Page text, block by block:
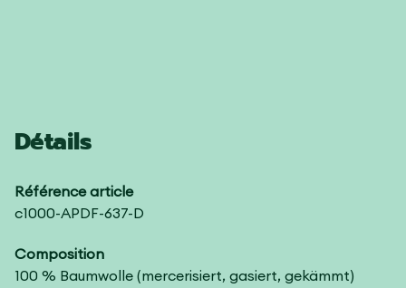
Détails
Référence article
c1000-APDF-637-D
Composition
100 % Baumwolle (mercerisiert, gasiert, gekämmt)